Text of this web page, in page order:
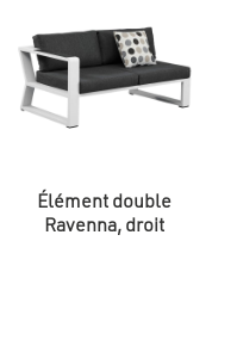
Élément double
Ravenna, droit